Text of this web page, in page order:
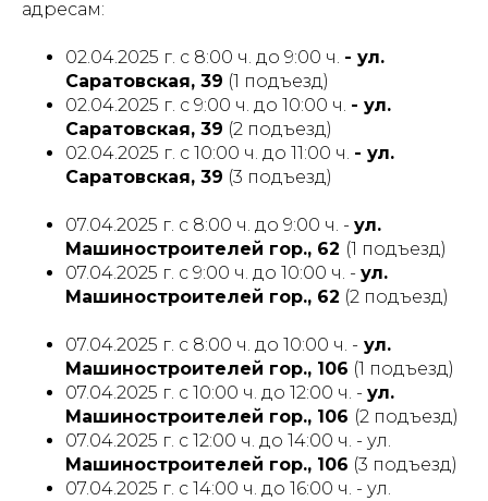
адресам:
02.04.2025 г. с 8:00 ч. до 9:00 ч. - ул.
Саратовская, 39 (1 подъезд)
02.04.2025 г. с 9:00 ч. до 10:00 ч. - ул.
Саратовская, 39 (2 подъезд)
02.04.2025 г. с 10:00 ч. до 11:00 ч. - ул.
Саратовская, 39 (3 подъезд)
07.04.2025 г. с 8:00 ч. до 9:00 ч. - ул.
Машиностроителей гор., 62 (1 подъезд)
07.04.2025 г. с 9:00 ч. до 10:00 ч. - ул.
Машиностроителей гор., 62 (2 подъезд)
07.04.2025 г. с 8:00 ч. до 10:00 ч. - ул.
Машиностроителей гор., 106 (1 подъезд)
07.04.2025 г. с 10:00 ч. до 12:00 ч. - ул.
Машиностроителей гор., 106 (2 подъезд)
07.04.2025 г. с 12:00 ч. до 14:00 ч. - ул.
Машиностроителей гор., 106 (3 подъезд)
07.04.2025 г. с 14:00 ч. до 16:00 ч. - ул.